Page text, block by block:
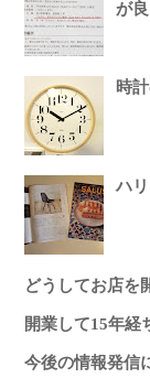
が
時
ハ
どうしてお店を
開業して15年経
今後の情報発信